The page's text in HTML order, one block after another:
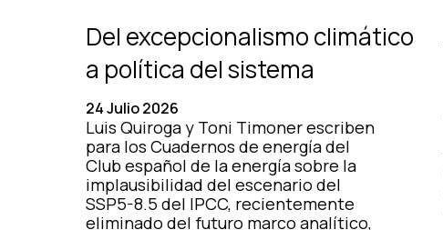
Del excepcionalismo climático
a política del sistema
24 Julio 2026
Luis Quiroga y Toni Timoner escriben
para los Cuadernos de energía del
Club español de la energía sobre la
implausibilidad del escenario del
SSP5-8.5 del IPCC, recientemente
eliminado del futuro marco analítico,